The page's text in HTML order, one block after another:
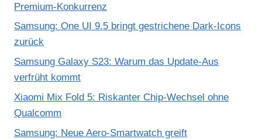
Premium-Konkurrenz
Samsung: One UI 9.5 bringt gestrichene Dark-Icons
zurück
Samsung Galaxy S23: Warum das Update-Aus
verfrüht kommt
Xiaomi Mix Fold 5: Riskanter Chip-Wechsel ohne
Qualcomm
Samsung: Neue Aero-Smartwatch greift